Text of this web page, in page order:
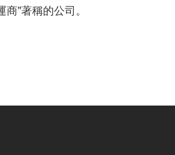
"著稱的公司。